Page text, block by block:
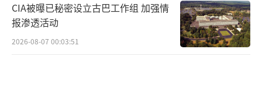
CIA被曝已秘密设立古巴工作组 加强情
报渗透活动
2026-08-07 00:03:51